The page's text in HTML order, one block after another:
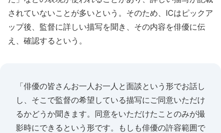
されていないことが多いという。そのため、ICはピックア
ップ後、監督に詳しい描写を聞き、その内容を俳優に伝
え、確認するという。
「俳優の皆さんお一人お一人と面談という形でお話し
し、そこで監督の希望している描写にご同意いただけ
るかどうか聞きます。同意をいただけたことのみが撮
影時にできるという形です。もしも俳優の許容範囲で